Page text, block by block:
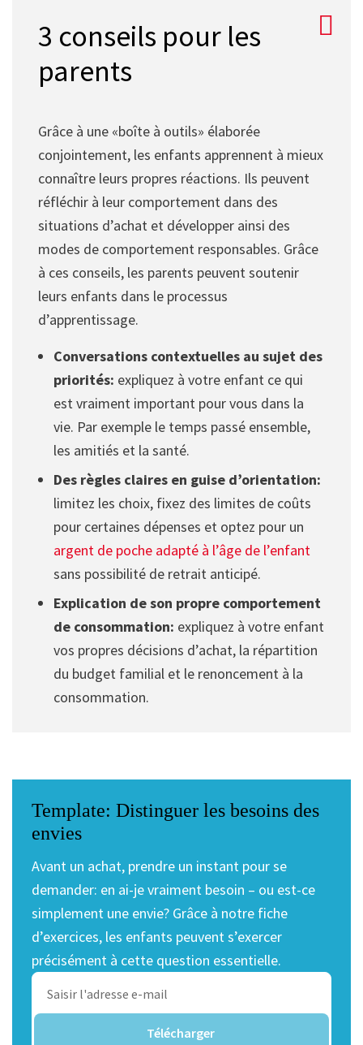
3 conseils pour les
parents
Grâce à une «boîte à outils» élaborée
conjointement, les enfants apprennent à mieux
connaître leurs propres réactions. Ils peuvent
réfléchir à leur comportement dans des
situations d’achat et développer ainsi des
modes de comportement responsables. Grâce
à ces conseils, les parents peuvent soutenir
leurs enfants dans le processus
d’apprentissage.
Conversations contextuelles au sujet des
priorités: expliquez à votre enfant ce qui
est vraiment important pour vous dans la
vie. Par exemple le temps passé ensemble,
les amitiés et la santé.
Des règles claires en guise d’orientation:
limitez les choix, fixez des limites de coûts
pour certaines dépenses et optez pour un
argent de poche adapté à l’âge de l’enfant
sans possibilité de retrait anticipé.
Explication de son propre comportement
de consommation: expliquez à votre enfant
vos propres décisions d’achat, la répartition
du budget familial et le renoncement à la
consommation.
Template: Distinguer les besoins des
envies
Avant un achat, prendre un instant pour se
demander: en ai-je vraiment besoin – ou est-ce
simplement une envie? Grâce à notre fiche
d’exercices, les enfants peuvent s’exercer
précisément à cette question essentielle.